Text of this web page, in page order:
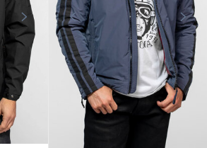
Blouson imperméable kaki
Daytona 73
95,00 €